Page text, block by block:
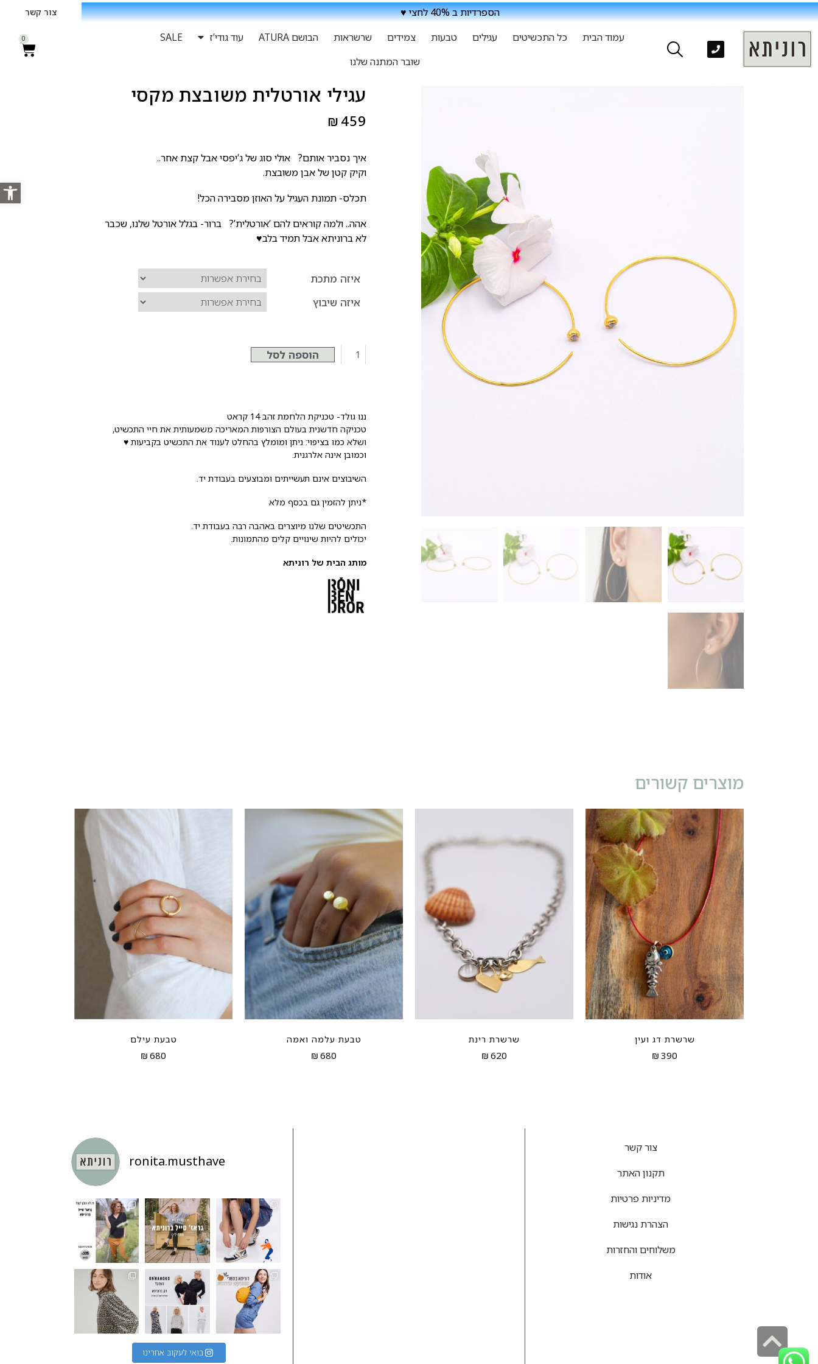
פתח
הספרדיות ב 40% לחצי ♥ צור קשר
עמוד הבית כל התכשיטים עגילים טבעות צמידים שרשראות הבושם ATURA עוד גודי’ז
SALE
שובר המתנה שלנו
0
עגילי אורטלית משובצת מקסי
₪ 459
איך נסביר אותם? אולי סוג של ג’יפסי אבל קצת אחר..
וקיק קטן של אבן משובצת.
תכלס- תמונת העגיל על האוזן מסבירה הכל!
אהה.. ולמה קוראים להם ‘אורטלית’? ברור- בגלל אורטל שלנו, שכבר
לא ברוניתא אבל תמיד בלב♥
איזה מתכת
איזה שיבוץ
הוספה לסל
ננו גולד- טכניקת הלחמת זהב 14 קראט
טכניקה חדשנית בעולם הצורפות המאריכה משמעותית את חיי התכשיט,
ושלא כמו בציפוי: ניתן ומומלץ בהחלט לענוד את התכשיט בקביעות ♥️
וכמובן אינה אלרגנית.
השיבוצים אינם תעשייתים ומבוצעים בעבודת יד.
*ניתן להזמין גם בכסף מלא
התכשיטים שלנו מיוצרים באהבה רבה בעבודת יד.
יכולים להיות שינויים קלים מהתמונות.
מותג הבית של רוניתא
מוצרים קשורים
שרשרת דג ועין
₪ 390
שרשרת רינת
₪ 620
טבעת עלמה ואמה
₪ 680
טבעת עילם
₪ 680
צור קשר
תקנון האתר
מדיניות פרטיות
הצהרת נגישות
משלוחים והחזרות
אודות
ronita.musthave
בואי לעקוב אחרינו גלילה